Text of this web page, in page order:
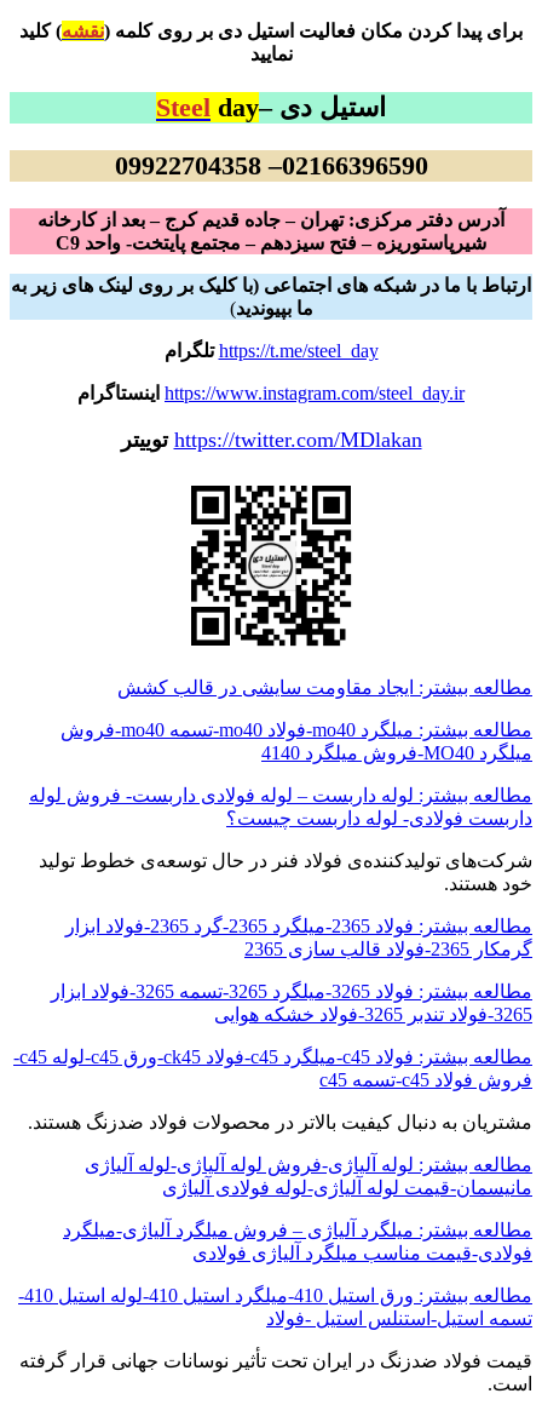
برای پیدا کردن مکان فعالیت استیل دی بر روی کلمه (نقشه) کلید
نمایید
استیل دی – Steel day
02166396590– 09922704358
آدرس دفتر مرکزی: تهران – جاده قدیم کرج – بعد از کارخانه
شیرپاستوریزه – فتح سیزدهم – مجتمع پایتخت- واحد C9
ارتباط با ما در شبکه های اجتماعی (با کلیک بر روی لینک های زیر به
ما بپیوندید)
https://t.me/steel_day تلگرام
https://www.instagram.com/steel_day.ir اینستاگرام
https://twitter.com/MDlakan توییتر
مطالعه بیشتر: ایجاد مقاومت سایشی در قالب کشش
مطالعه بیشتر: میلگرد mo40-فولاد mo40-تسمه mo40-فروش
میلگرد MO40-فروش میلگرد 4140
مطالعه بیشتر: لوله داربست – لوله فولادی داربست- فروش لوله
داربست فولادی- لوله داربست چیست؟
شرکت‌های تولیدکننده‌ی فولاد فنر در حال توسعه‌ی خطوط تولید
خود هستند.
مطالعه بیشتر: فولاد 2365-میلگرد 2365-گرد 2365-فولاد ابزار
گرمکار 2365-فولاد قالب سازی 2365
مطالعه بیشتر: فولاد 3265-میلگرد 3265-تسمه 3265-فولاد ابزار
3265-فولاد تندبر 3265-فولاد خشکه هوایی
مطالعه بیشتر: فولاد c45-میلگرد c45-فولاد ck45-ورق c45-لوله c45-
فروش فولاد c45-تسمه c45
مشتریان به دنبال کیفیت بالاتر در محصولات فولاد ضدزنگ هستند.
مطالعه بیشتر: لوله آلیاژی-فروش لوله آلیاژی-لوله آلیاژی
مانیسمان-قیمت لوله آلیاژی-لوله فولادی آلیاژی
مطالعه بیشتر: میلگرد آلیاژی – فروش میلگرد آلیاژی-میلگرد
فولادی-قیمت مناسب میلگرد آلیاژی فولادی
مطالعه بیشتر: ورق استیل 410-میلگرد استیل 410-لوله استیل 410-
تسمه استیل-استنلس استیل -فولاد
قیمت فولاد ضدزنگ در ایران تحت تأثیر نوسانات جهانی قرار گرفته
است.